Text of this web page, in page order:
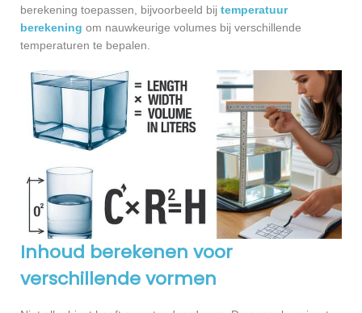
berekening toepassen, bijvoorbeeld bij temperatuur
berekening om nauwkeurige volumes bij verschillende
temperaturen te bepalen.
Inhoud berekenen voor
verschillende vormen